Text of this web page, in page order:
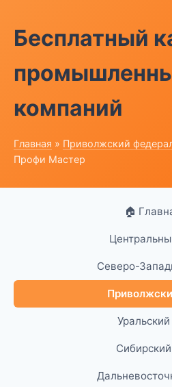
Бесплатный
компаний
Главная » Приволжский
Профи Мастер
🏠
Северо-